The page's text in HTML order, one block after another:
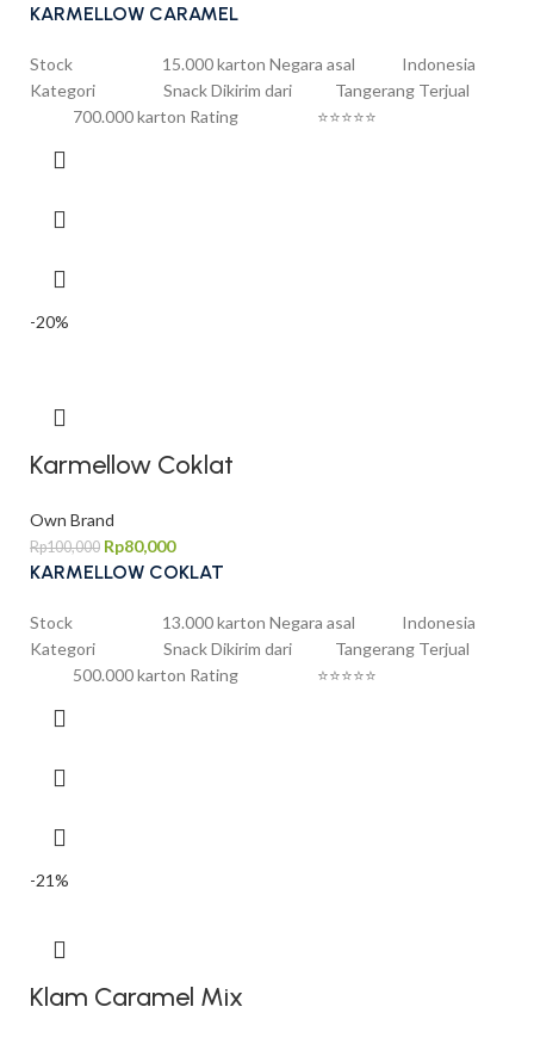
KARMELLOW CARAMEL
Stock 15.000 karton Negara asal Indonesia
Kategori Snack Dikirim dari Tangerang Terjual
700.000 karton Rating ⭐⭐⭐⭐⭐
-20%
Karmellow Coklat
Own Brand
Rp100,000 Rp80,000
KARMELLOW COKLAT
Stock 13.000 karton Negara asal Indonesia
Kategori Snack Dikirim dari Tangerang Terjual
500.000 karton Rating ⭐⭐⭐⭐⭐
-21%
Klam Caramel Mix